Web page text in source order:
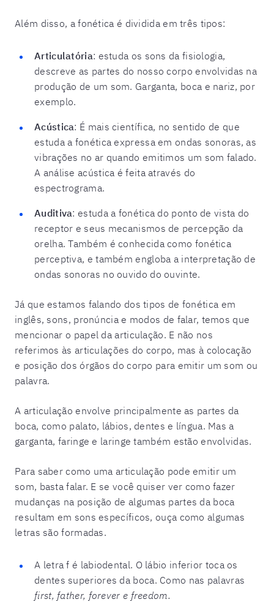
Além disso, a fonética é dividida em três tipos:
Articulatória: estuda os sons da fisiologia,
descreve as partes do nosso corpo envolvidas na
produção de um som. Garganta, boca e nariz, por
exemplo.
Acústica: É mais científica, no sentido de que
estuda a fonética expressa em ondas sonoras, as
vibrações no ar quando emitimos um som falado.
A análise acústica é feita através do
espectrograma.
Auditiva: estuda a fonética do ponto de vista do
receptor e seus mecanismos de percepção da
orelha. Também é conhecida como fonética
perceptiva, e também engloba a interpretação de
ondas sonoras no ouvido do ouvinte.
Já que estamos falando dos tipos de fonética em
inglês, sons, pronúncia e modos de falar, temos que
mencionar o papel da articulação. E não nos
referimos às articulações do corpo, mas à colocação
e posição dos órgãos do corpo para emitir um som ou
palavra.
A articulação envolve principalmente as partes da
boca, como palato, lábios, dentes e língua. Mas a
garganta, faringe e laringe também estão envolvidas.
Para saber como uma articulação pode emitir um
som, basta falar. E se você quiser ver como fazer
mudanças na posição de algumas partes da boca
resultam em sons específicos, ouça como algumas
letras são formadas.
A letra f é labiodental. O lábio inferior toca os
dentes superiores da boca. Como nas palavras
first, father, forever e freedom.